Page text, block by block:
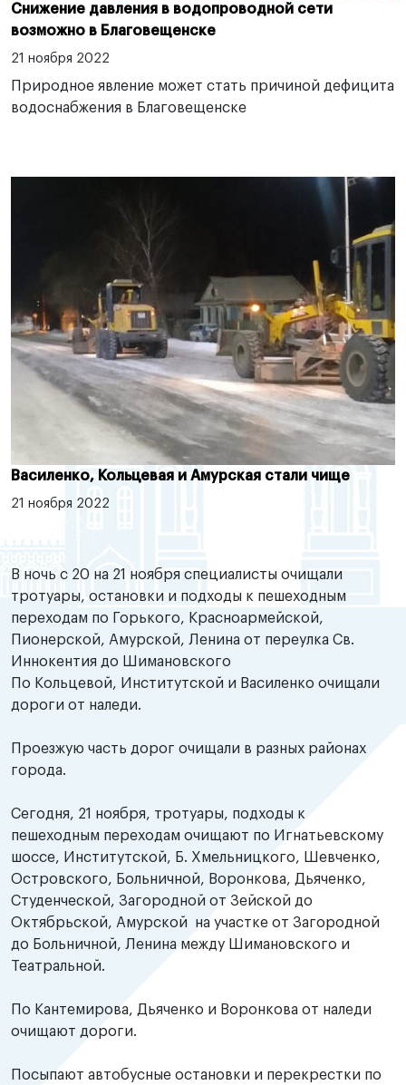
Снижение давления в водопроводной сети
возможно в Благовещенске
21 ноября 2022
Природное явление может стать причиной дефицита
водоснабжения в Благовещенске
Василенко, Кольцевая и Амурская стали чище
21 ноября 2022
В ночь с 20 на 21 ноября специалисты очищали
тротуары, остановки и подходы к пешеходным
переходам по Горького, Красноармейской,
Пионерской, Амурской, Ленина от переулка Св.
Иннокентия до Шимановского
По Кольцевой, Институтской и Василенко очищали
дороги от наледи.
Проезжую часть дорог очищали в разных районах
города.
Сегодня, 21 ноября, тротуары, подходы к
пешеходным переходам очищают по Игнатьевскому
шоссе, Институтской, Б. Хмельницкого, Шевченко,
Островского, Больничной, Воронкова, Дьяченко,
Студенческой, Загородной от Зейской до
Октябрьской, Амурской на участке от Загородной
до Больничной, Ленина между Шимановского и
Театральной.
По Кантемирова, Дьяченко и Воронкова от наледи
очищают дороги.
Посыпают автобусные остановки и перекрестки по